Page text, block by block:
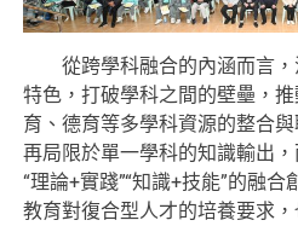
從跨學科融合的內涵而言，
特色，打破學科之間的壁壘，
育、德育等多學科資源的整合
再局限於單一學科的知識輸出
“理論+實踐”“知識+技能”的融
教育對復合型人才的培養要求